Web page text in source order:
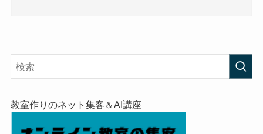
教室作りのネット集客＆AI講座